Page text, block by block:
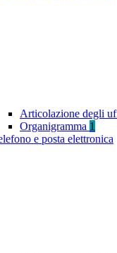
Articolazione degli
Organigramma 1
e posta elettronica